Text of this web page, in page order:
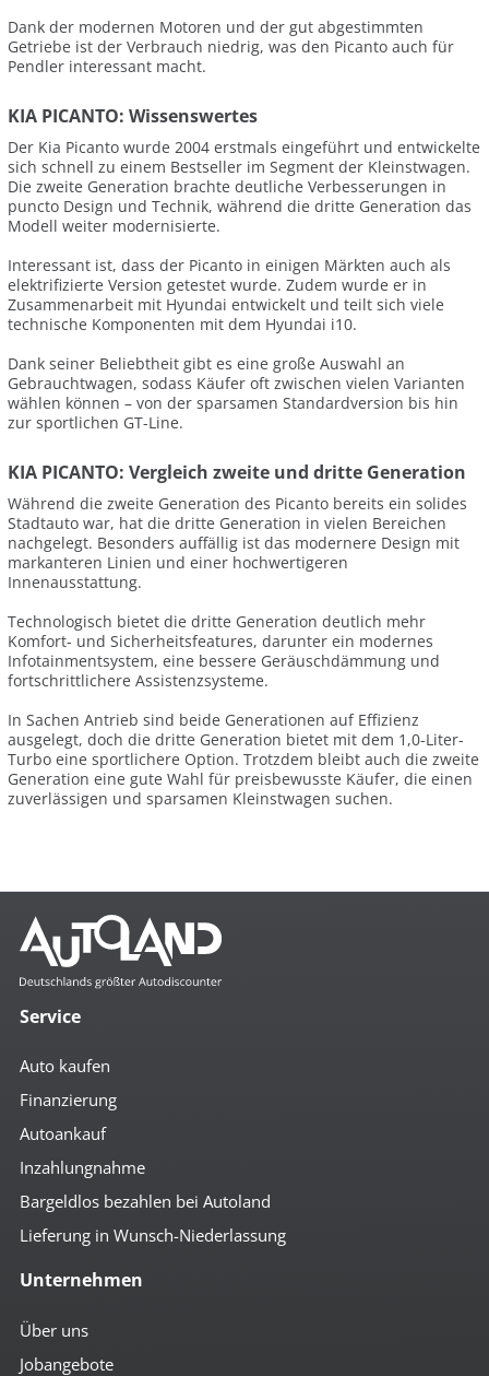
Dank der modernen Motoren und der gut abgestimmten
Getriebe ist der Verbrauch niedrig, was den Picanto auch für
Pendler interessant macht.
KIA PICANTO: Wissenswertes
Der Kia Picanto wurde 2004 erstmals eingeführt und entwickelte
sich schnell zu einem Bestseller im Segment der Kleinstwagen.
Die zweite Generation brachte deutliche Verbesserungen in
puncto Design und Technik, während die dritte Generation das
Modell weiter modernisierte.
Interessant ist, dass der Picanto in einigen Märkten auch als
elektrifizierte Version getestet wurde. Zudem wurde er in
Zusammenarbeit mit Hyundai entwickelt und teilt sich viele
technische Komponenten mit dem Hyundai i10.
Dank seiner Beliebtheit gibt es eine große Auswahl an
Gebrauchtwagen, sodass Käufer oft zwischen vielen Varianten
wählen können – von der sparsamen Standardversion bis hin
zur sportlichen GT-Line.
KIA PICANTO: Vergleich zweite und dritte Generation
Während die zweite Generation des Picanto bereits ein solides
Stadtauto war, hat die dritte Generation in vielen Bereichen
nachgelegt. Besonders auffällig ist das modernere Design mit
markanteren Linien und einer hochwertigeren
Innenausstattung.
Technologisch bietet die dritte Generation deutlich mehr
Komfort- und Sicherheitsfeatures, darunter ein modernes
Infotainmentsystem, eine bessere Geräuschdämmung und
fortschrittlichere Assistenzsysteme.
In Sachen Antrieb sind beide Generationen auf Effizienz
ausgelegt, doch die dritte Generation bietet mit dem 1,0-Liter-
Turbo eine sportlichere Option. Trotzdem bleibt auch die zweite
Generation eine gute Wahl für preisbewusste Käufer, die einen
zuverlässigen und sparsamen Kleinstwagen suchen.
Service
Auto kaufen
Finanzierung
Autoankauf
Inzahlungnahme
Bargeldlos bezahlen bei Autoland
Lieferung in Wunsch-Niederlassung
Unternehmen
Über uns
Jobangebote